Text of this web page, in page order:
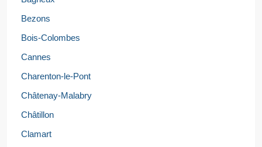
Bezons
Bois-Colombes
Cannes
Charenton-le-Pont
Châtenay-Malabry
Châtillon
Clamart